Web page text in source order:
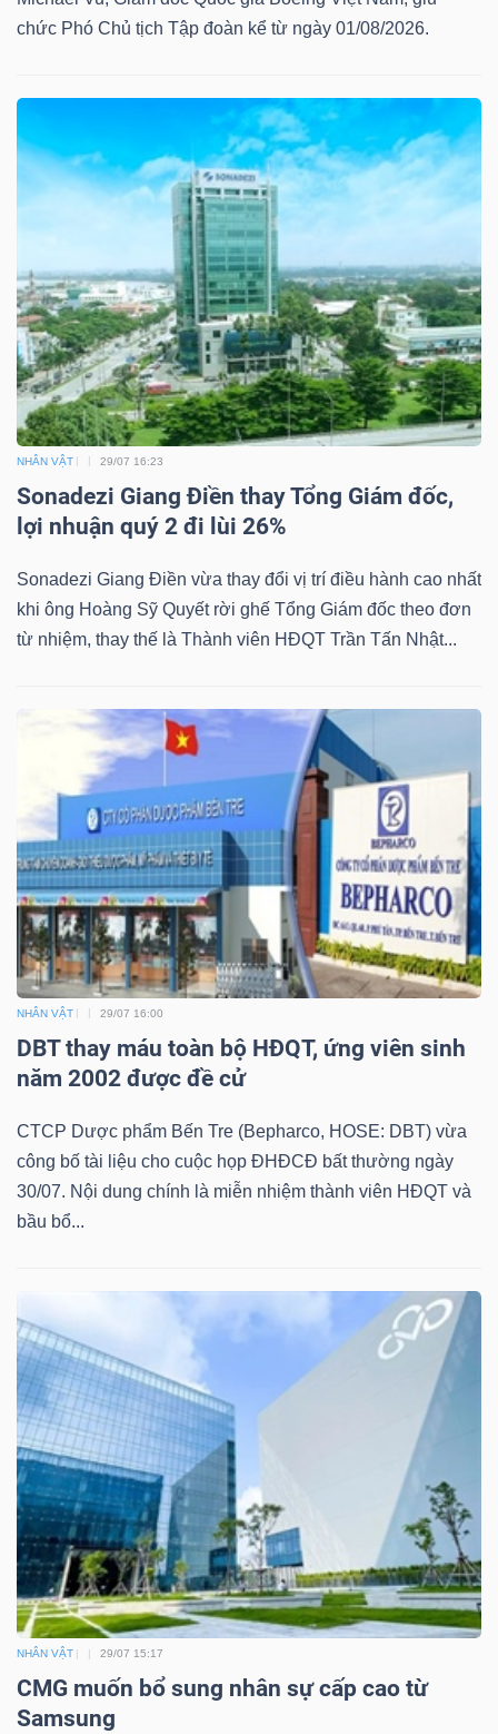
chức Phó Chủ tịch Tập đoàn kể từ ngày 01/08/2026.
NHÂN VẬT 29/07 16:23
Sonadezi Giang Điền thay Tổng Giám đốc,
lợi nhuận quý 2 đi lùi 26%
Sonadezi Giang Điền vừa thay đổi vị trí điều hành cao nhất
khi ông Hoàng Sỹ Quyết rời ghế Tổng Giám đốc theo đơn
từ nhiệm, thay thế là Thành viên HĐQT Trần Tấn Nhật...
NHÂN VẬT 29/07 16:00
DBT thay máu toàn bộ HĐQT, ứng viên sinh
năm 2002 được đề cử
CTCP Dược phẩm Bến Tre (Bepharco, HOSE: DBT) vừa
công bố tài liệu cho cuộc họp ĐHĐCĐ bất thường ngày
30/07. Nội dung chính là miễn nhiệm thành viên HĐQT và
bầu bổ...
NHÂN VẬT 29/07 15:17
CMG muốn bổ sung nhân sự cấp cao từ
Samsung